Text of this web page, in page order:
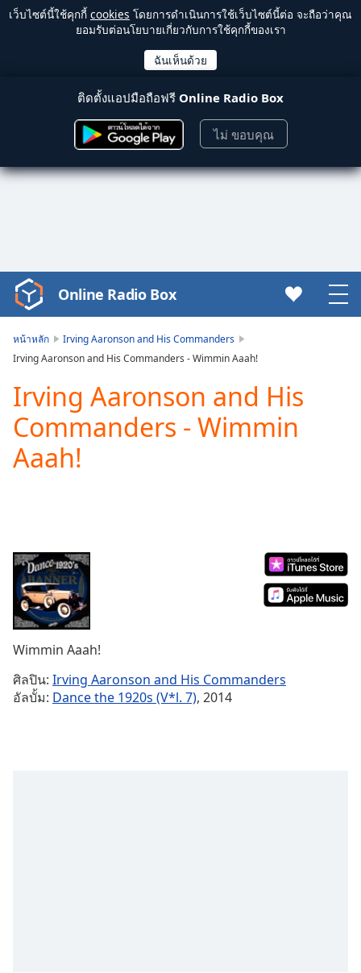
เว็บไซต์นี้ใช้คุกกี้ cookies โดยการดำเนินการใช้เว็บไซต์นี้ต่อ จะถือว่าคุณ
ยอมรับต่อนโยบายเกี่ยวกับการใช้คุกกี้ของเรา
ติดตั้งแอปมือถือฟรี Online Radio Box
ไม่ ขอบคุณ
Video
Player
loading.
Video
Play
Skip
Backward
Skip
Forward
Duration-:-
Loaded:
0.00%
Stream
TypeLIVE
Seek to
live,
behind
liveLIVE
Remaining
Online Radio Box
หน้าหลัก
Irving Aaronson and His Commanders
Irving Aaronson and His Commanders - Wimmin Aaah!
Irving Aaronson and His
Commanders - Wimmin
Aaah!
Wimmin Aaah!
ศิลปิน: Irving Aaronson and His Commanders
อัลบั้ม: Dance the 1920s (V*l. 7), 2014